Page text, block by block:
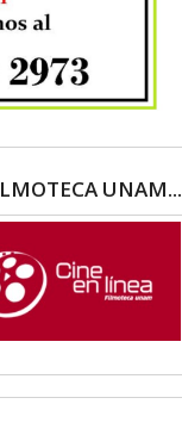
UNAM...